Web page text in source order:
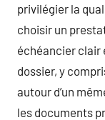
privilégier la
choisir un
échéancier clair
dossier, y
autour d’un
les documents